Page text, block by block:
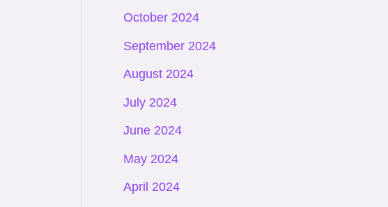
October 2024
September 2024
August 2024
July 2024
June 2024
May 2024
April 2024